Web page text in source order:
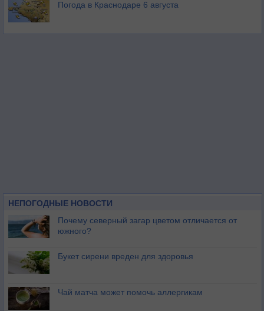
Погода в Краснодаре 6 августа
НЕПОГОДНЫЕ НОВОСТИ
Почему северный загар цветом отличается от
южного?
Букет сирени вреден для здоровья
Чай матча может помочь аллергикам